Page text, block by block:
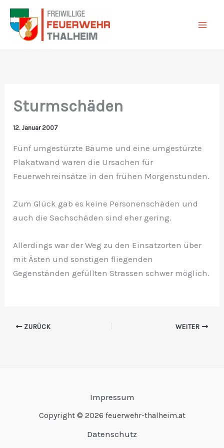
Zum
Inhalt
springen
Sturmschäden
12. Januar 2007
Fünf umgestürzte Bäume und eine umgestürzte
Plakatwand waren die Ursachen für
Feuerwehreinsätze in den frühen Morgenstunden.
Zum Glück gab es keine Personenschäden und
auch die Sachschäden sind eher gering.
Allerdings war der Weg zu den Einsatzorten über
mit Ästen und sonstigen fliegenden
Gegenständen gefüllten Strassen schwer möglich.
ZURÜCK WEITER
Impressum
Copyright © 2026 feuerwehr-thalheim.at
Datenschutz